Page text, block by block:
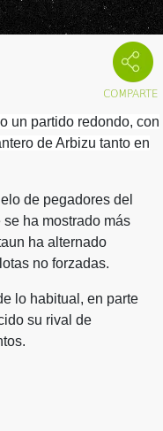
un partido redondo, con
de Arbizu tanto en
de pegadores del
ha mostrado más
ha alternado
no forzadas.
lo habitual, en parte
su rival de